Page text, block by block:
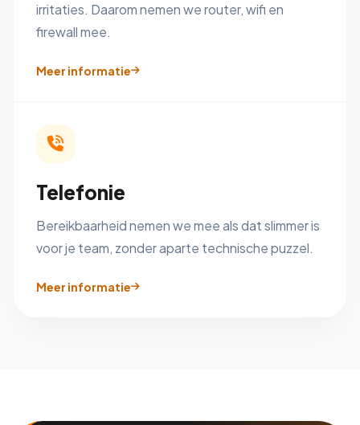
irritaties. Daarom nemen we router, wifi en
firewall mee.
Meer informatie
Telefonie
Bereikbaarheid nemen we mee als dat slimmer is
voor je team, zonder aparte technische puzzel.
Meer informatie